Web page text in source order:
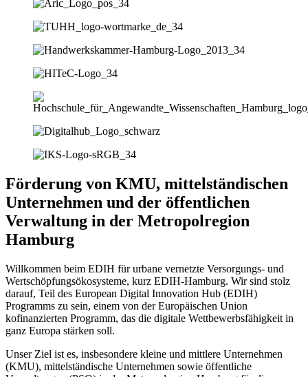
Förderung von KMU, mittelständischen
Unternehmen und der öffentlichen
Verwaltung in der Metropolregion
Hamburg
Willkommen beim EDIH für urbane vernetzte Versorgungs- und
Wertschöpfungsökosysteme, kurz EDIH-Hamburg. Wir sind stolz
darauf, Teil des European Digital Innovation Hub (EDIH)
Programms zu sein, einem von der Europäischen Union
kofinanzierten Programm, das die digitale Wettbewerbsfähigkeit in
ganz Europa stärken soll.
Unser Ziel ist es, insbesondere kleine und mittlere Unternehmen
(KMU), mittelständische Unternehmen sowie öffentliche